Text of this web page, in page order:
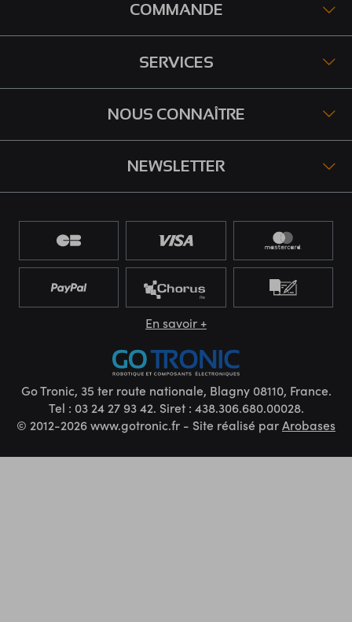
COMMANDE
SERVICES
NOUS CONNAÎTRE
NEWSLETTER
En savoir +
Go Tronic, 35 ter route nationale, Blagny 08110, France.
Tel : 03 24 27 93 42. Siret : 438.306.680.00028.
© 2012-2026 www.gotronic.fr - Site réalisé parArobases